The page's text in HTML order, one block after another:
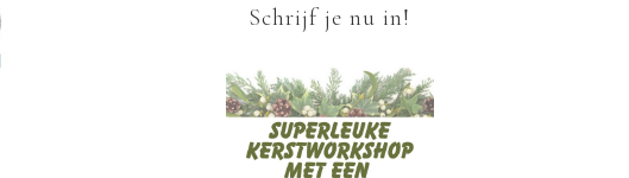
Schrijf je nu in!